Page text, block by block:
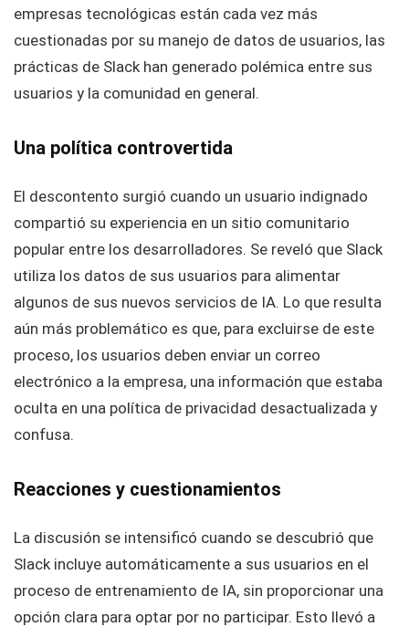
empresas tecnológicas están cada vez más
cuestionadas por su manejo de datos de usuarios, las
prácticas de Slack han generado polémica entre sus
usuarios y la comunidad en general.
Una política controvertida
El descontento surgió cuando un usuario indignado
compartió su experiencia en un sitio comunitario
popular entre los desarrolladores. Se reveló que Slack
utiliza los datos de sus usuarios para alimentar
algunos de sus nuevos servicios de IA. Lo que resulta
aún más problemático es que, para excluirse de este
proceso, los usuarios deben enviar un correo
electrónico a la empresa, una información que estaba
oculta en una política de privacidad desactualizada y
confusa.
Reacciones y cuestionamientos
La discusión se intensificó cuando se descubrió que
Slack incluye automáticamente a sus usuarios en el
proceso de entrenamiento de IA, sin proporcionar una
opción clara para optar por no participar. Esto llevó a